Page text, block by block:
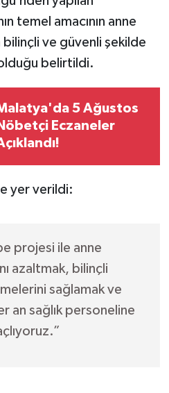
temel amacının anne
bilinçli ve güvenli şekilde
belirtildi.
5 Ağustos
Eczaneler
yer verildi:
projesi ile anne
azaltmak, bilinçli
sağlamak ve
an sağlık personeline